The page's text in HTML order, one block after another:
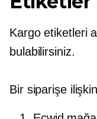
Kargo etiketleri
bulabilirsiniz.
Bir siparişe